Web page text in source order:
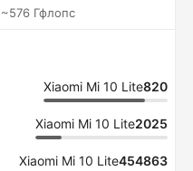
~576 Гфлопс
Xiaomi Mi 10 Lite820
Xiaomi Mi 10 Lite2025
Xiaomi Mi 10 Lite454863